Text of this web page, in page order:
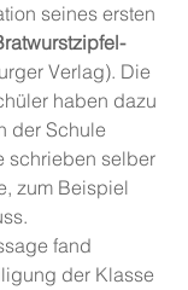
seines ersten
Verlag). Die
haben dazu
der Schule
schrieben selber
zum Beispiel
fand
der Klasse